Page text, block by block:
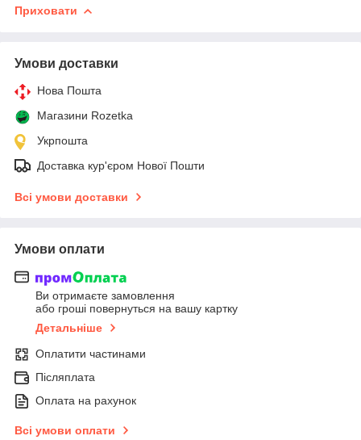
Приховати
Умови доставки
Нова Пошта
Магазини Rozetka
Укрпошта
Доставка кур'єром Нової Пошти
Всі умови доставки
Умови оплати
Ви отримаєте замовлення
або гроші повернуться на вашу картку
Детальніше
Оплатити частинами
Післяплата
Оплата на рахунок
Всі умови оплати